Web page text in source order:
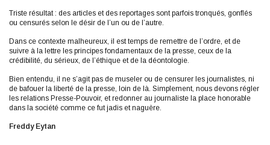
Triste résultat : des articles et des reportages sont parfois tronqués, gonflés
ou censurés selon le désir de l’un ou de l’autre.
Dans ce contexte malheureux, il est temps de remettre de l’ordre, et de
suivre à la lettre les principes fondamentaux de la presse, ceux de la
crédibilité, du sérieux, de l’éthique et de la déontologie.
Bien entendu, il ne s’agit pas de museler ou de censurer les journalistes, ni
de bafouer la liberté de la presse, loin de là. Simplement, nous devons régler
les relations Presse-Pouvoir, et redonner au journaliste la place honorable
dans la société comme ce fut jadis et naguère.
Freddy Eytan